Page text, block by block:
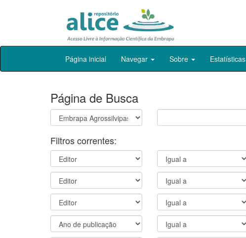
Skip
Página inicial Navegar Sobre Estatísticas
Página de Busca
Filtros correntes: